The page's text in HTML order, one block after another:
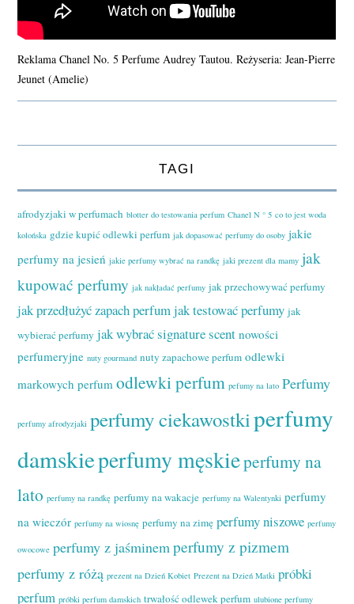
Reklama Chanel No. 5 Perfume Audrey Tautou. Reżyseria: Jean-Pierre
Jeunet (Amelie)
TAGI
afrodyzjaki w perfumach blotter do testowania perfum Chanel N ° 5 co to jest woda
kolońska gdzie kupić odlewki perfum jak dopasować perfumy do osoby jakie
perfumy na jesień jakie perfumy wybrać na randkę jaki prezent dla mamy jak
kupować perfumy jak nakładać perfumy jak przechowywać perfumy
jak przedłużyć zapach perfumjak testować perfumy jak
wybierać perfumy jak wybrać signature scent nowości
perfumeryjne nuty gourmand nuty zapachowe perfum odlewki
markowych perfum odlewki perfum pefumy na lato Perfumy
perfumy afrodyzjaki perfumy ciekawostkiperfumy
damskieperfumy męskieperfumy na
lato perfumy na randkę perfumy na wakacje perfumy na Walentynki perfumy
na wieczór perfumy na wiosnę perfumy na zimę perfumy niszowe perfumy
owocowe perfumy z jaśminem perfumy z pizmem
perfumy z różą prezent na Dzień Kobiet Prezent na Dzień Matki próbki
perfum próbki perfum damskich trwałość odlewek perfum ulubione perfumy